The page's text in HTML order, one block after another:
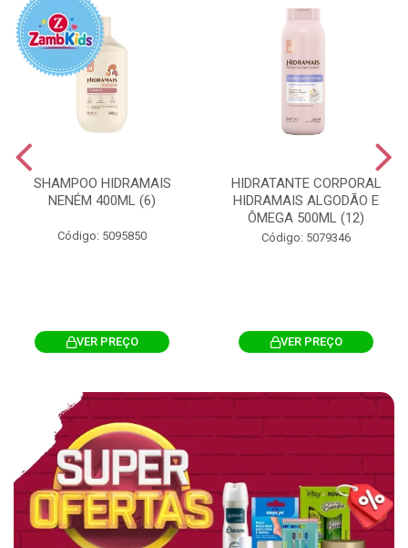
SHAMPOO HIDRAMAIS
NENÉM 400ML (6)
Código: 5095850
VER PREÇO
HIDRATANTE CORPORAL
HIDRAMAIS ALGODÃO E
ÔMEGA 500ML (12)
Código: 5079346
VER PREÇO